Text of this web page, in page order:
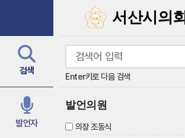
서산시의회
검색
Enter키로 다음 검색
발언자
발언의원
의장 조동식